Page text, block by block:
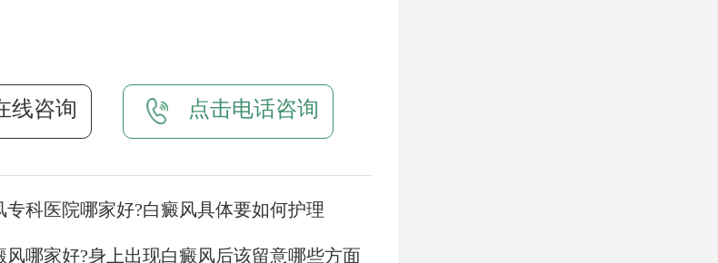
线咨询 点击电话咨询
专科医院哪家好?白癜风具体要如何护理
风哪家好?身上出现白癜风后该留意哪些方面